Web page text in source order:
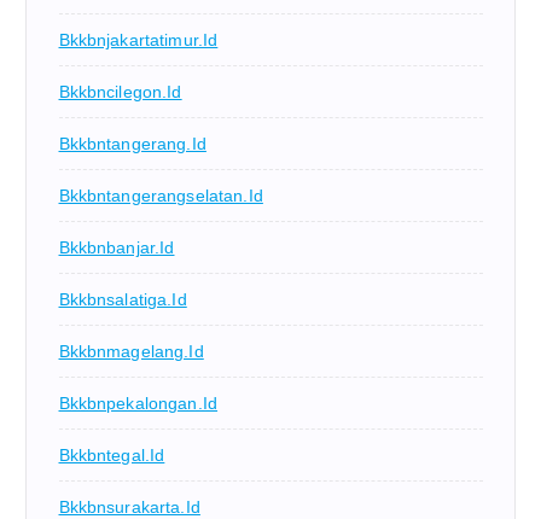
Bkkbnjakartatimur.id
Bkkbncilegon.id
Bkkbntangerang.id
Bkkbntangerangselatan.id
Bkkbnbanjar.id
Bkkbnsalatiga.id
Bkkbnmagelang.id
Bkkbnpekalongan.id
Bkkbntegal.id
Bkkbnsurakarta.id